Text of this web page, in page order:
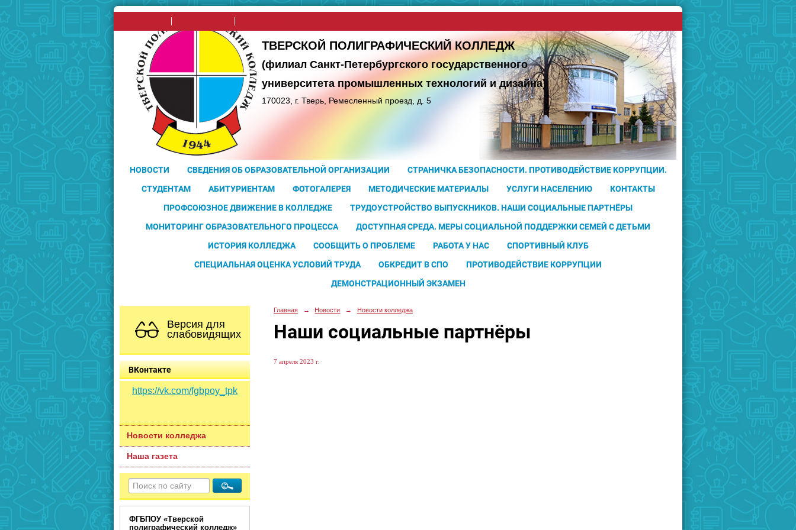
ТВЕРСКОЙ ПОЛИГРАФИЧЕСКИЙ КОЛЛЕДЖ
(филиал Санкт-Петербургского государственного
университетапромышленных технологий и дизайна)
170023, г. Тверь, Ремесленный проезд, д. 5
НОВОСТИ СВЕДЕНИЯ ОБ ОБРАЗОВАТЕЛЬНОЙ ОРГАНИЗАЦИИ
СТРАНИЧКА БЕЗОПАСНОСТИ. ПРОТИВОДЕЙСТВИЕ КОРРУПЦИИ.
СТУДЕНТАМ
АБИТУРИЕНТАМ ФОТОГАЛЕРЕЯ МЕТОДИЧЕСКИЕ МАТЕРИАЛЫ УСЛУГИ НАСЕЛЕНИЮ
КОНТАКТЫ
ПРОФСОЮЗНОЕ ДВИЖЕНИЕ В КОЛЛЕДЖЕ
ТРУДОУСТРОЙСТВО ВЫПУСКНИКОВ. НАШИ СОЦИАЛЬНЫЕ ПАРТНЁРЫ
МОНИТОРИНГ ОБРАЗОВАТЕЛЬНОГО ПРОЦЕССА
ДОСТУПНАЯ СРЕДА. МЕРЫ СОЦИАЛЬНОЙ ПОДДЕРЖКИ СЕМЕЙ С ДЕТЬМИ
ИСТОРИЯ КОЛЛЕДЖА
СООБЩИТЬ О ПРОБЛЕМЕ РАБОТА У НАС
СПОРТИВНЫЙ КЛУБ
СПЕЦИАЛЬНАЯ ОЦЕНКА УСЛОВИЙ ТРУДА
ОБКРЕДИТ В СПО
ПРОТИВОДЕЙСТВИЕ КОРРУПЦИИ
ДЕМОНСТРАЦИОННЫЙ ЭКЗАМЕН
Версия для
слабовидящих
ВКонтакте
https://vk.com/fgbpoy_tpk
Новости колледжа
Наша газета
ФГБПОУ «Тверской
полиграфический колледж»
Главная → Новости → Новости колледжа
Наши социальные партнёры
7 апреля 2023 г.